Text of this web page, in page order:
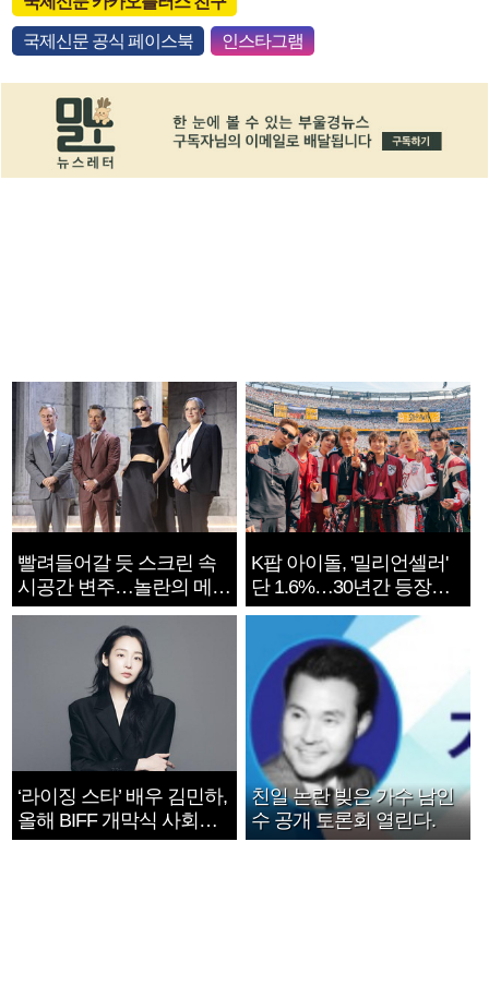
국제신문 공식 페이스북 인스타그램
빨려들어갈 듯 스크린 속
시공간 변주…놀란의 메시
지는 ‘전쟁 속죄’
K팝 아이돌, '밀리언셀러'
단 1.6%…30년간 등장
1182개팀 전수조사
‘라이징 스타’ 배우 김민하,
올해 BIFF 개막식 사회자
확정
친일 논란 빚은 가수 남인
수 공개 토론회 열린다.